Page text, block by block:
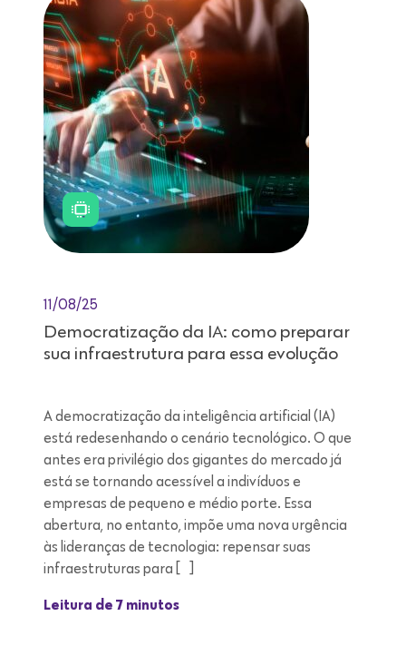
11/08/25
Democratização da IA: como preparar
sua infraestrutura para essa evolução
A democratização da inteligência artificial (IA)
está redesenhando o cenário tecnológico. O que
antes era privilégio dos gigantes do mercado já
está se tornando acessível a indivíduos e
empresas de pequeno e médio porte. Essa
abertura, no entanto, impõe uma nova urgência
às lideranças de tecnologia: repensar suas
infraestruturas para […]
Leitura de 7 minutos